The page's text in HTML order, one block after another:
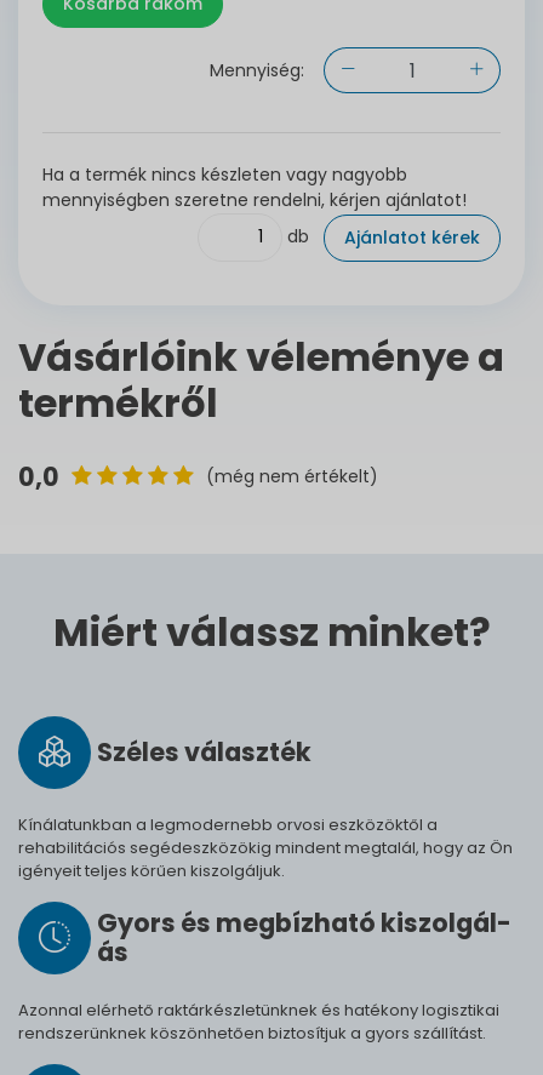
Mennyiség:
Ha a termék nincs készleten vagy nagyobb
mennyiségben szeretne rendelni, kérjen ajánlatot!
db
Ajánlatot kérek
Vásárlóink véleménye a
termékről
0,0 (még nem értékelt)
Miért válassz minket?
Széles vá­lasz­ték
Kínálatunkban a legmodernebb orvosi eszközöktől a
rehabilitációs segédeszközökig mindent megtalál, hogy az Ön
igényeit teljes körűen kiszolgáljuk.
Gyors és meg­bíz­ha­tó ki­szol­gál­
ás
Azonnal elérhető raktárkészletünknek és hatékony logisztikai
rendszerünknek köszönhetően biztosítjuk a gyors szállítást.